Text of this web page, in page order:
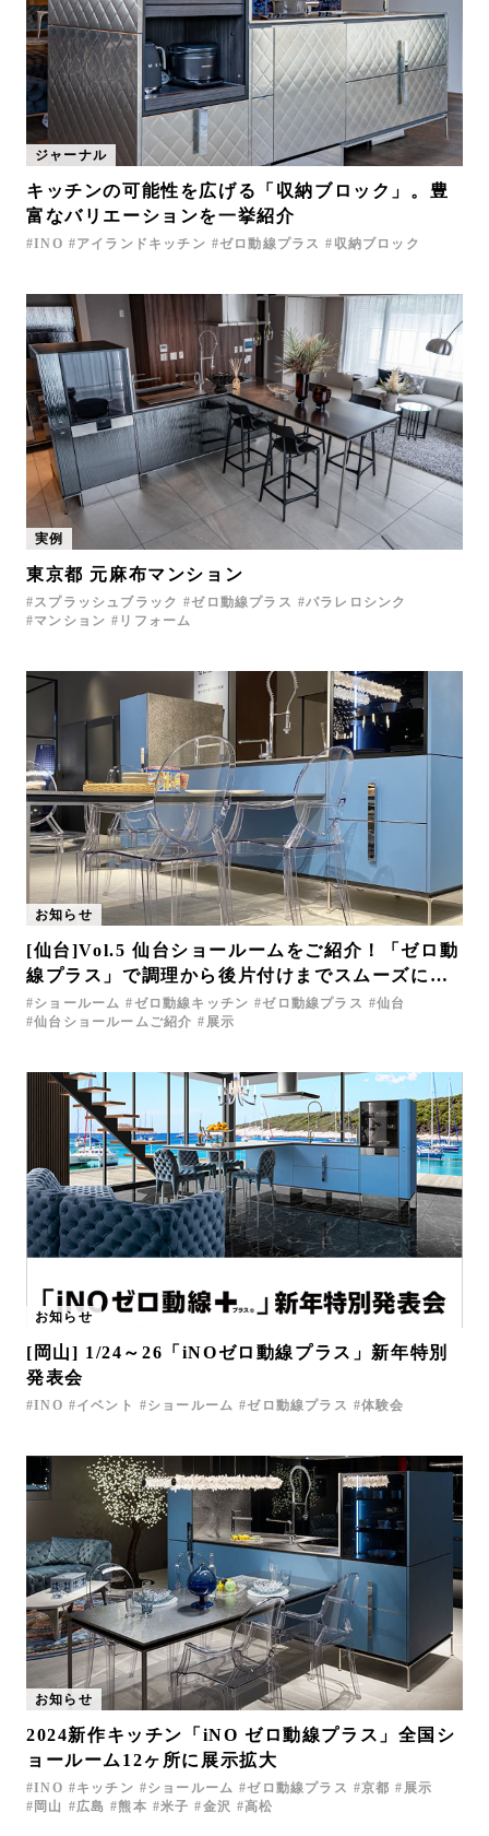
ジャーナル
キッチンの可能性を広げる「収納ブロック」。豊
富なバリエーションを一挙紹介
INO アイランドキッチン ゼロ動線プラス 収納ブロック
実例
東京都 元麻布マンション
スプラッシュブラック ゼロ動線プラス
パラレロシンク
マンション
リフォーム
お知らせ
[仙台]Vol.5 仙台ショールームをご紹介！「ゼロ動
線プラス」で調理から後片付けまでスムーズに。
快適な動線のある空間。
ショールーム ゼロ動線キッチン ゼロ動線プラス
仙台
仙台ショールームご紹介
展示
お知らせ
[岡山] 1/24～26「iNOゼロ動線プラス」新年特別
発表会
INO イベント ショールーム ゼロ動線プラス 体験会
お知らせ
2024新作キッチン「iNO ゼロ動線プラス」全国シ
ョールーム12ヶ所に展示拡大
INO キッチン ショールーム ゼロ動線プラス 京都
展示
岡山
広島 熊本 米子 金沢 高松